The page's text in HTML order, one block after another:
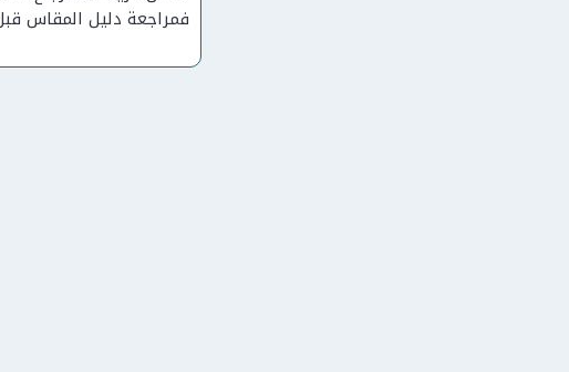
فمراجعة دليل المقاس